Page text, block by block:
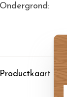
Ondergrond:
Productkaart